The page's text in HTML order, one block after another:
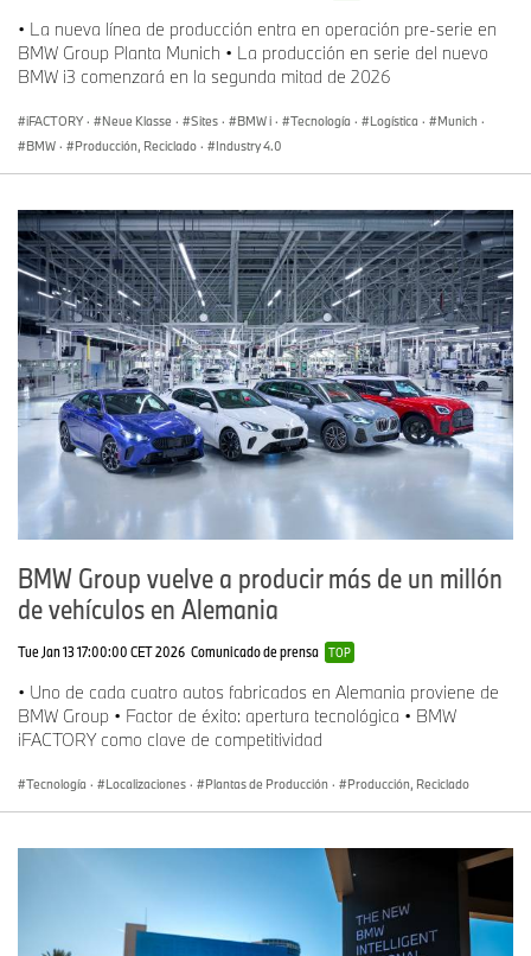
• La nueva línea de producción entra en operación pre-serie en
BMW Group Planta Munich • La producción en serie del nuevo
BMW i3 comenzará en la segunda mitad de 2026
iFACTORY · Neue Klasse · Sites · BMW i · Tecnología · Logística · Munich ·
BMW · Producción, Reciclado · Industry 4.0
BMW Group vuelve a producir más de un millón
de vehículos en Alemania
Tue Jan 13 17:00:00 CET 2026 Comunicado de prensa TOP
• Uno de cada cuatro autos fabricados en Alemania proviene de
BMW Group • Factor de éxito: apertura tecnológica • BMW
iFACTORY como clave de competitividad
Tecnología · Localizaciones · Plantas de Producción · Producción, Reciclado